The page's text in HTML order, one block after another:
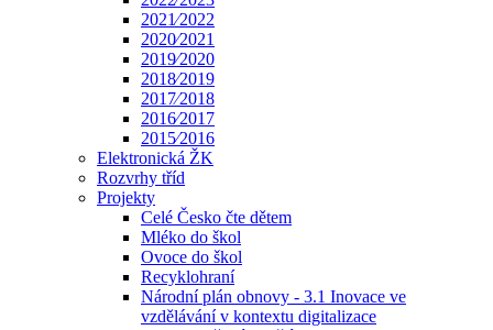
2021⁄2022
2020⁄2021
2019⁄2020
2018⁄2019
2017⁄2018
2016⁄2017
2015⁄2016
Elektronická ŽK
Rozvrhy tříd
Projekty
Celé Česko čte dětem
Mléko do škol
Ovoce do škol
Recyklohraní
Národní plán obnovy - 3.1 Inovace ve
vzdělávání v kontextu digitalizace